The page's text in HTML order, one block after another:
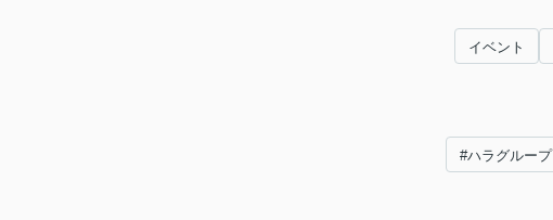
イベント
#ハラグループ